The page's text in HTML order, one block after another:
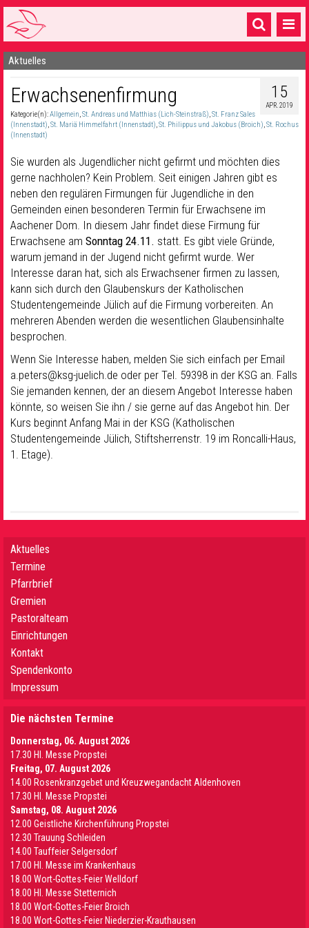
Startseite
1 Pfarrei
16 Gemeinden & mehr
Sakramente & Feste
Gemeinschaft & Soziales
Musik& Kultur
Seelsorge & Kontakt
Aktuelles
15
APR. 2019
Erwachsenenfirmung
Kategorie(n):Allgemein,St. Andreas und Matthias (Lich-Steinstraß),St. Franz Sales
(Innenstadt),St. Mariä Himmelfahrt (Innenstadt),St. Philippus und Jakobus (Broich),St. Rochus
(Innenstadt)
Sie wurden als Jugendlicher nicht gefirmt und möchten dies
gerne nachholen? Kein Problem. Seit einigen Jahren gibt es
neben den regulären Firmungen für Jugendliche in den
Gemeinden einen besonderen Termin für Erwachsene im
Aachener Dom. In diesem Jahr findet diese Firmung für
Erwachsene am Sonntag 24.11. statt. Es gibt viele Gründe,
warum jemand in der Jugend nicht gefirmt wurde. Wer
Interesse daran hat, sich als Erwachsener firmen zu lassen,
kann sich durch den Glaubenskurs der Katholischen
Studentengemeinde Jülich auf die Firmung vorbereiten. An
mehreren Abenden werden die wesentlichen Glaubensinhalte
besprochen.
Wenn Sie Interesse haben, melden Sie sich einfach per Email
a.peters@ksg-juelich.de oder per Tel. 59398 in der KSG an. Falls
Sie jemanden kennen, der an diesem Angebot Interesse haben
könnte, so weisen Sie ihn / sie gerne auf das Angebot hin. Der
Kurs beginnt Anfang Mai in der KSG (Katholischen
Studentengemeinde Jülich, Stiftsherrenstr. 19 im Roncalli-Haus,
1. Etage).
Aktuelles
Termine
Pfarrbrief
Gremien
Pastoralteam
Einrichtungen
Kontakt
Spendenkonto
Impressum
Die nächsten Termine
Donnerstag, 06. August 2026
17.30 Hl. Messe Propstei
Freitag, 07. August 2026
14.00 Rosenkranzgebet und Kreuzwegandacht Aldenhoven
17.30 Hl. Messe Propstei
Samstag, 08. August 2026
12.00 Geistliche Kirchenführung Propstei
12.30 Trauung Schleiden
14.00 Tauffeier Selgersdorf
17.00 Hl. Messe im Krankenhaus
18.00 Wort-Gottes-Feier Welldorf
18.00 Hl. Messe Stetternich
18.00 Wort-Gottes-Feier Broich
18.00 Wort-Gottes-Feier Niederzier-Krauthausen